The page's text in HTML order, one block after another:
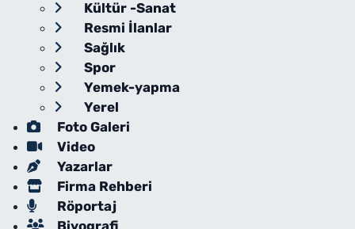
Kültür -Sanat
Resmi İlanlar
Sağlık
Spor
Yemek-yapma
Yerel
Foto Galeri
Video
Yazarlar
Firma Rehberi
Röportaj
Biyografi